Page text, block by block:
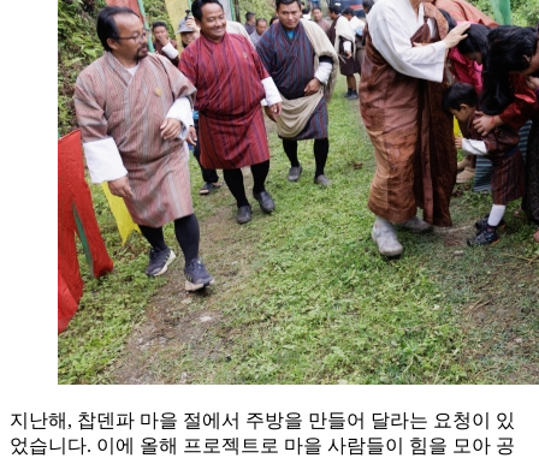
지난해, 찹덴파 마을 절에서 주방을 만들어 달라는 요청이 있
었습니다. 이에 올해 프로젝트로 마을 사람들이 힘을 모아 공